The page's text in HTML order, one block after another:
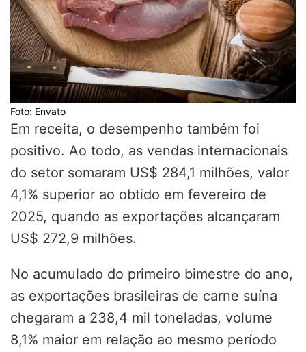
Foto: Envato
Em receita, o desempenho também foi
positivo. Ao todo, as vendas internacionais
do setor somaram US$ 284,1 milhões, valor
4,1% superior ao obtido em fevereiro de
2025, quando as exportações alcançaram
US$ 272,9 milhões.
No acumulado do primeiro bimestre do ano,
as exportações brasileiras de carne suína
chegaram a 238,4 mil toneladas, volume
8,1% maior em relação ao mesmo período